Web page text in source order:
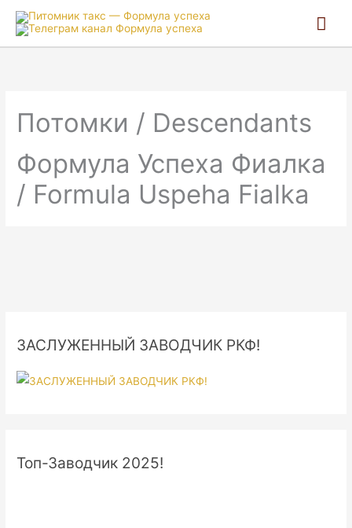
Потомки / Descendants
Формула Успеха Фиалка
/ Formula Uspeha Fialka
ЗАСЛУЖЕННЫЙ ЗАВОДЧИК РКФ!
Топ-Заводчик 2025!